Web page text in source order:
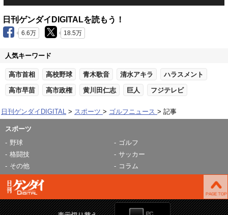
日刊ゲンダイDIGITALを読もう！
6.6万 18.5万
人気キーワード
高市首相 高校野球 青木歌音 清水アキラ ハラスメント
高市早苗 高市政権 黄川田仁志 巨人 フジテレビ
日刊ゲンダイDIGITAL スポーツ ゴルフニュース 記事
スポーツ
野球
ゴルフ
格闘技
サッカー
その他
コラム